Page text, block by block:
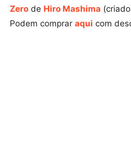
Zero de Hiro Mashima
Podem comprar aqui com